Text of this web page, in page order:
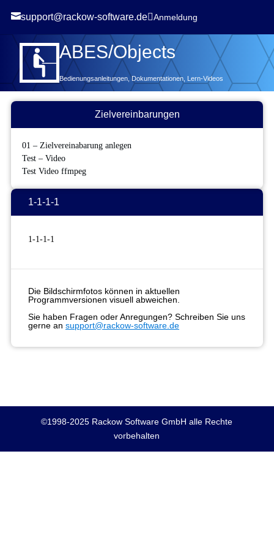
support@rackow-software.deAnmeldung
ABES/Objects
Bedienungsanleitungen, Dokumentationen, Lern-Videos
Zielvereinbarungen
01 – Zielvereinabarung anlegen
Test – Video
Test Video ffmpeg
1-1-1-1
1-1-1-1
Die Bildschirmfotos können in aktuellen
Programmversionen visuell abweichen.
Sie haben Fragen oder Anregungen? Schreiben Sie uns
gerne an support@rackow-software.de
©1998-2025 Rackow Software GmbH alle Rechte
vorbehalten